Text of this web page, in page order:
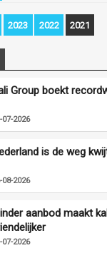
2023 2022 2021
Group boekt
07-2026
is de weg
08-2026
aanbod maakt
07-2026